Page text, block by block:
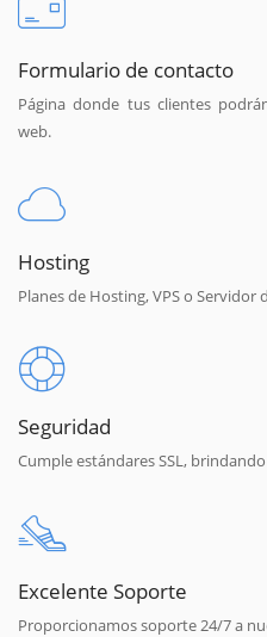
Formulario de contacto
Página donde tus clientes
web.
Hosting
Planes de Hosting, VPS o Servidor
Seguridad
Cumple estándares SSL,
Excelente Soporte
Proporcionamos soporte 24/7 a